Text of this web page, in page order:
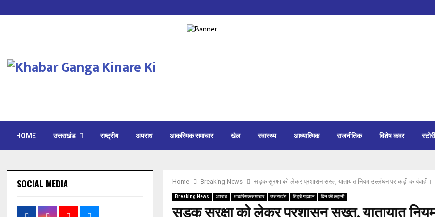
HOME उत्तराखंड राष्ट्रीय अपराध आकस्मिक समाचार खेल स्वास्थ्य आध्यात्मिक राजनीतिक विशेष कवर स्टोरी
Home Breaking News सड़क सुरक्षा को लेकर प्रशासन सख्त, यातायात नियम उल्लंघन पर कड़ी कार्यवाही।
Breaking News अपराध आकस्मिक समाचार उत्तराखंड टिहरी गढ़वाल दिन की कहानी
SOCIAL MEDIA